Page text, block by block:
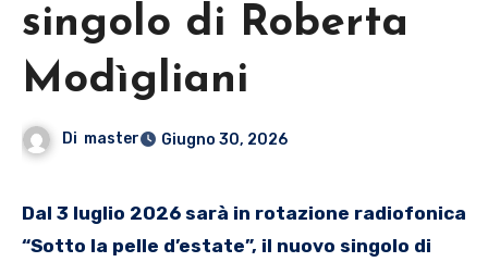
singolo di Roberta
Modìgliani
Di master Giugno 30, 2026
Dal 3 luglio 2026 sarà in rotazione radiofonica
“Sotto la pelle d’estate”, il nuovo singolo di